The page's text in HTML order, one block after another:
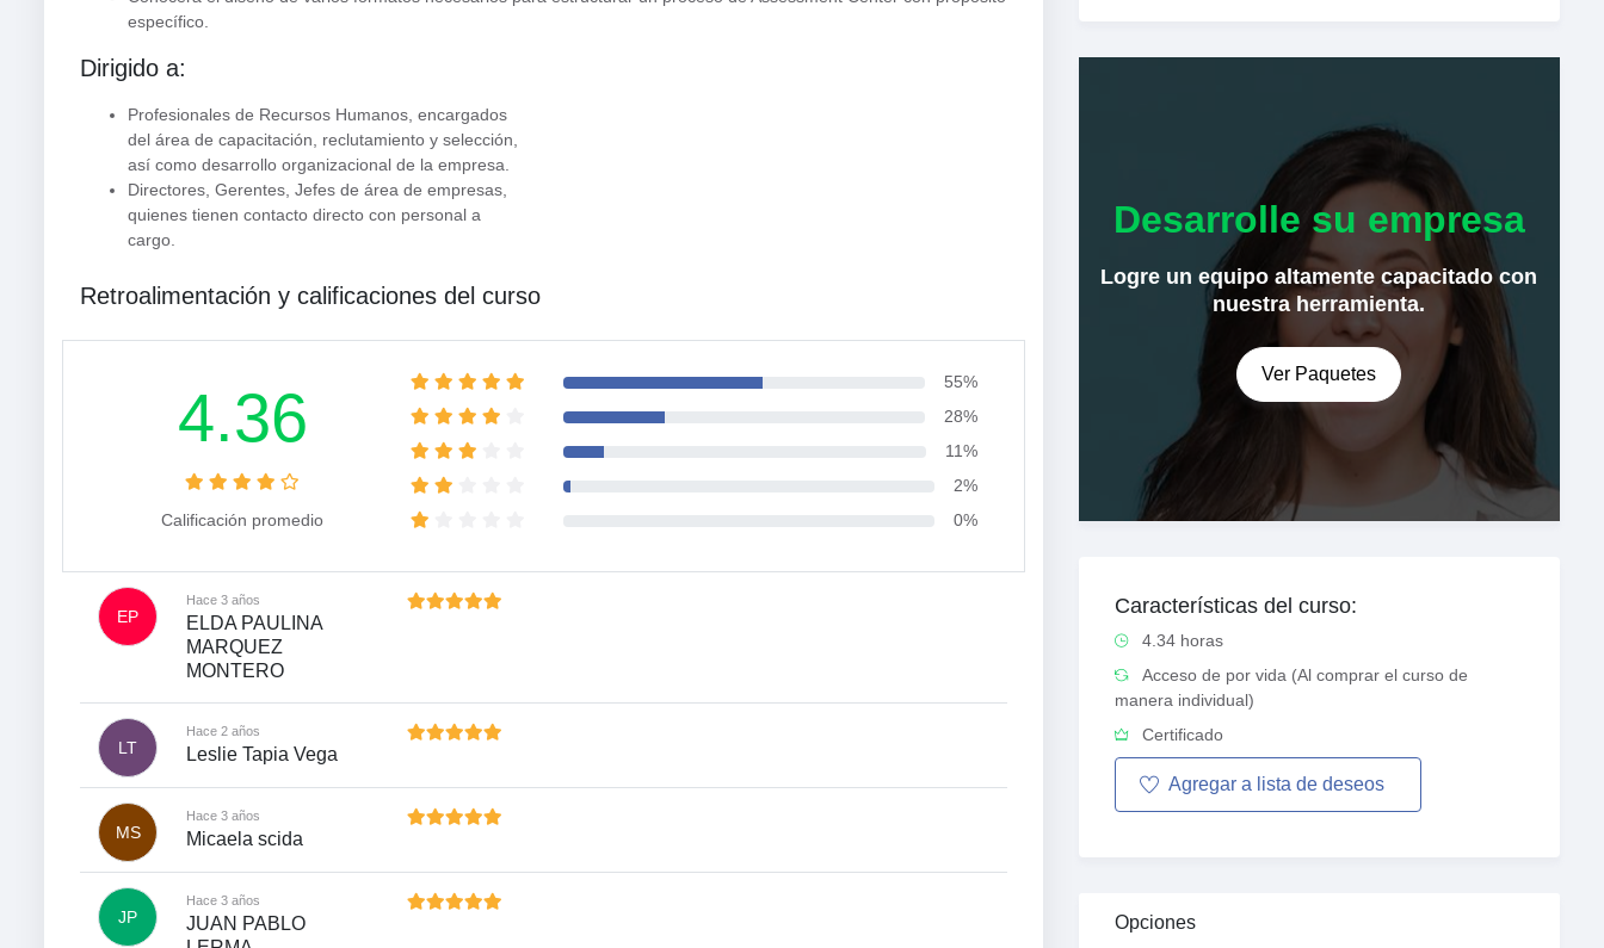
Desarrolle su empresa
Logre un equipo altamente capacitado con
nuestra herramienta.
Ver Paquetes
Características del curso:
4.34 horas
Acceso de por vida (Al comprar el curso de
manera individual)
Certificado
Agregar a lista de deseos
Opciones
específico.
Dirigido a:
Profesionales de Recursos Humanos, encargados
del área de capacitación, reclutamiento y selección,
así como desarrollo organizacional de la empresa.
Directores, Gerentes, Jefes de área de empresas,
quienes tienen contacto directo con personal a
cargo.
Retroalimentación y calificaciones del curso
4.36
Calificación promedio
55%
28%
11%
2%
0%
EP
Hace 3 años
ELDA PAULINA
MARQUEZ
MONTERO
LT
Hace 2 años
Leslie Tapia Vega
MS
Hace 3 años
Micaela scida
JP
Hace 3 años
JUAN PABLO